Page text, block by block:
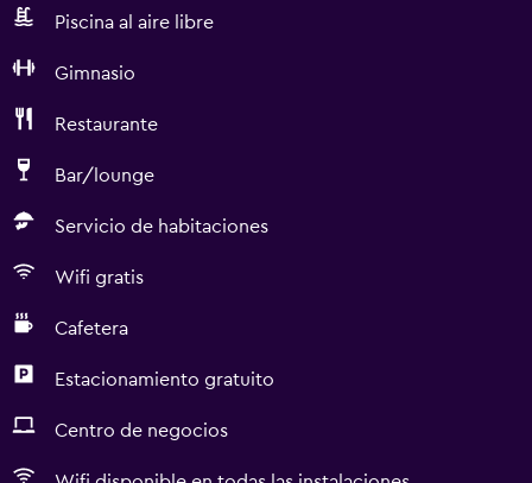
Piscina al aire libre
Gimnasio
Restaurante
Bar/lounge
Servicio de habitaciones
Wifi gratis
Cafetera
Estacionamiento gratuito
Centro de negocios